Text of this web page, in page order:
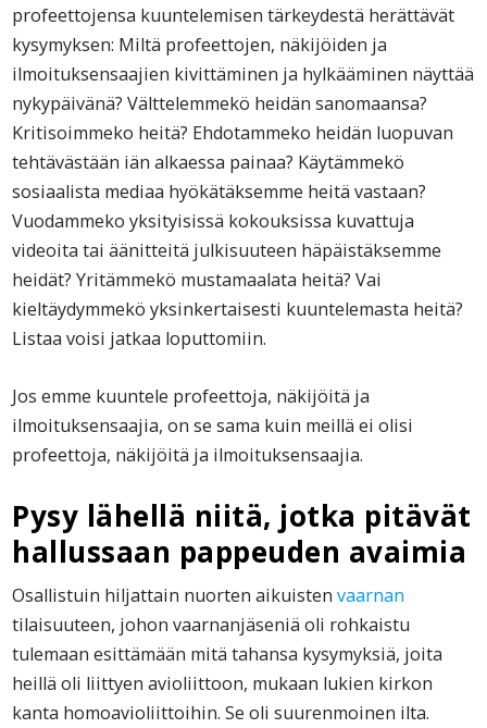
profeettojensa kuuntelemisen tärkeydestä herättävät
kysymyksen: Miltä profeettojen, näkijöiden ja
ilmoituksensaajien kivittäminen ja hylkääminen näyttää
nykypäivänä? Välttelemmekö heidän sanomaansa?
Kritisoimmeko heitä? Ehdotammeko heidän luopuvan
tehtävästään iän alkaessa painaa? Käytämmekö
sosiaalista mediaa hyökätäksemme heitä vastaan?
Vuodammeko yksityisissä kokouksissa kuvattuja
videoita tai äänitteitä julkisuuteen häpäistäksemme
heidät? Yritämmekö mustamaalata heitä? Vai
kieltäydymmekö yksinkertaisesti kuuntelemasta heitä?
Listaa voisi jatkaa loputtomiin.
Jos emme kuuntele profeettoja, näkijöitä ja
ilmoituksensaajia, on se sama kuin meillä ei olisi
profeettoja, näkijöitä ja ilmoituksensaajia.
Pysy lähellä niitä, jotka pitävät
hallussaan pappeuden avaimia
Osallistuin hiljattain nuorten aikuistenvaarnan
tilaisuuteen, johon vaarnanjäseniä oli rohkaistu
tulemaan esittämään mitä tahansa kysymyksiä, joita
heillä oli liittyen avioliittoon, mukaan lukien kirkon
kanta homoavioliittoihin. Se oli suurenmoinen ilta.